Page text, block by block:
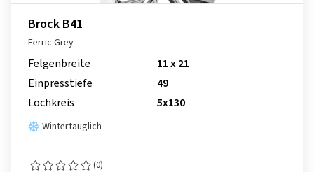
Brock B41
Ferric Grey
Felgenbreite
11 x 21
Einpresstiefe
49
Lochkreis
5x130
Wintertauglich
(0)